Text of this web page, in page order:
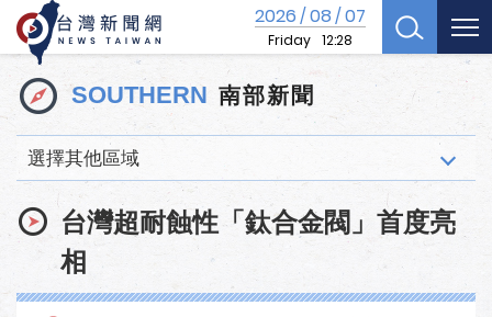
2026/08/07
Friday 12:28
SOUTHERN 南部新聞
選擇其他區域
台灣超耐蝕性「鈦合金閥」首度亮
相